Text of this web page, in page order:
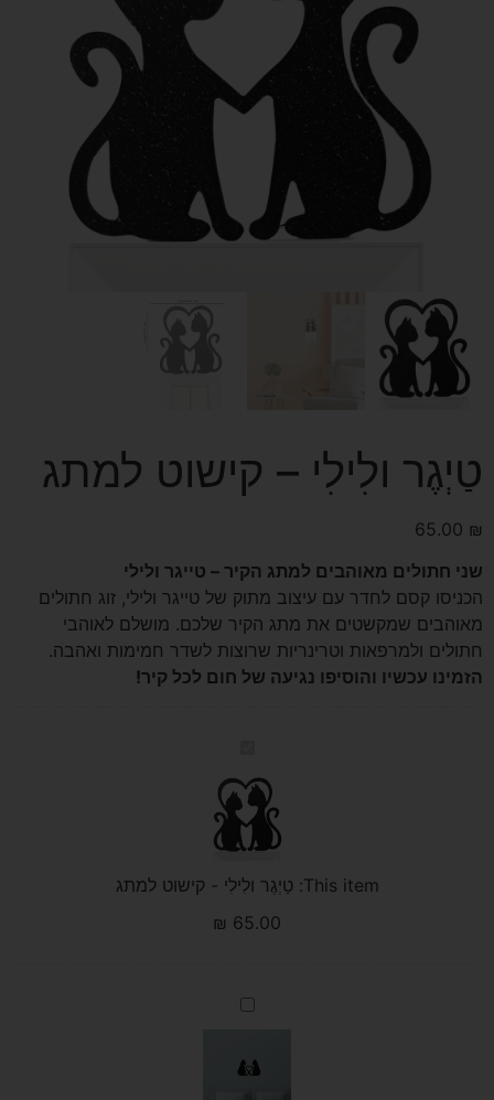
טַיְגֶר ולִילִי – קישוט למתג
65.00 ₪
שני חתולים מאוהבים למתג הקיר – טייגר ולילי
הכניסו קסם לחדר עם עיצוב מתוק של טייגר ולילי, זוג חתולים
מאוהבים שמקשטים את מתג הקיר שלכם. מושלם לאוהבי
חתולים ולמרפאות וטרינריות שרוצות לשדר חמימות ואהבה.
הזמינו עכשיו והוסיפו נגיעה של חום לכל קיר!
-
קישוט
למתג
This item: טַיְגֶר ולִילִי - קישוט למתג
65.00
₪
זוג
חתולים
בזנב